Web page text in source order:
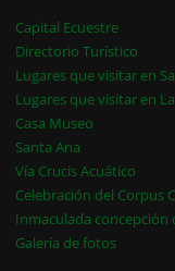
Capital Ecuestre
Directorio Turístico
Lugares que visitar en
Lugares que visitar en
Casa Museo
Santa Ana
Vía Crucis Acuático
Celebración del Corpus
Inmaculada concepción
Galería de fotos